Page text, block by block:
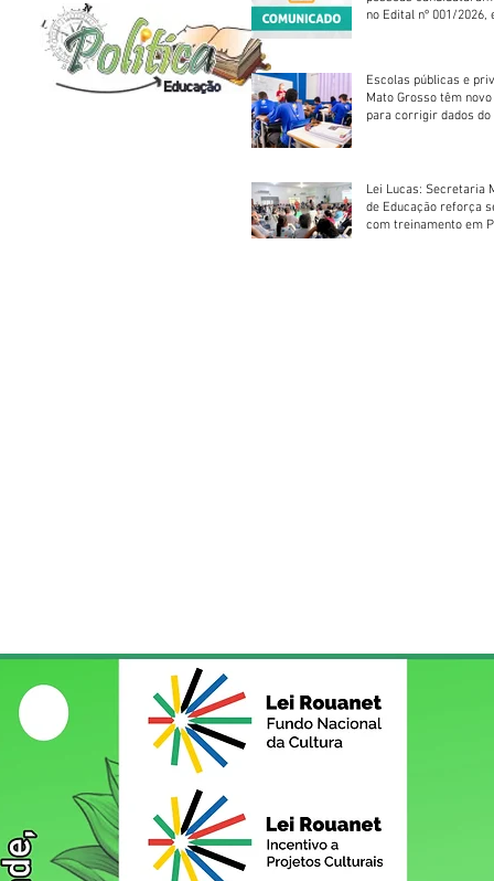
no Edital nº 001/2026,
Escolas públicas e
Mato Grosso têm
para corrigir dados do
Lei Lucas: Secretaria
de Educação reforça
com treinamento em